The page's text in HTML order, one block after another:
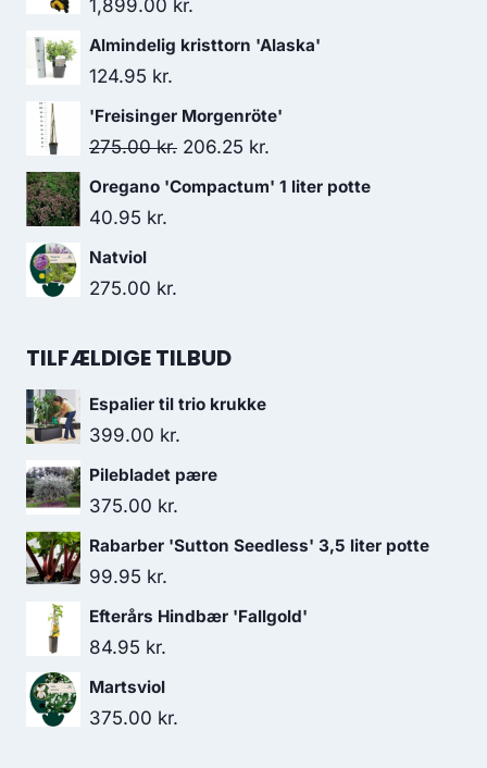
1,899.00 kr.
Almindelig kristtorn 'Alaska'
124.95 kr.
'Freisinger Morgenröte'
275.00kr. Den
oprindelige
206.25 kr.
aktuelle
Oregano 'Compactum' 1 liter potte
40.95 kr.
Natviol
275.00 kr.
TILFÆLDIGE TILBUD
Espalier til trio krukke
399.00 kr.
Pilebladet pære
375.00 kr.
Rabarber 'Sutton Seedless' 3,5 liter potte
99.95 kr.
Efterårs Hindbær 'Fallgold'
84.95 kr.
Martsviol
375.00 kr.